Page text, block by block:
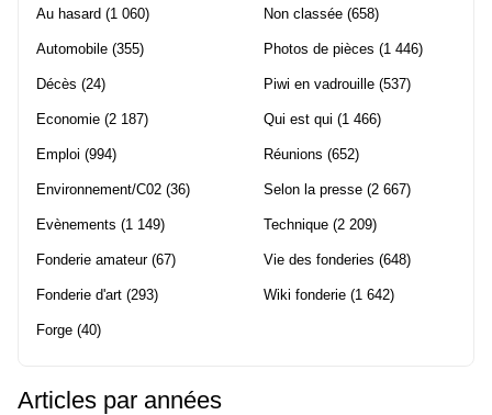
Au hasard (1 060)
Automobile (355)
Décès (24)
Economie (2 187)
Emploi (994)
Environnement/C02 (36)
Evènements (1 149)
Fonderie amateur(67)
Fonderie d'art (293)
Forge (40)
Non classée (658)
Photos de pièces (1 446)
Piwi en vadrouille (537)
Qui est qui (1 466)
Réunions (652)
Selon la presse (2 667)
Technique (2 209)
Vie des fonderies (648)
Wiki fonderie (1 642)
Articles par années